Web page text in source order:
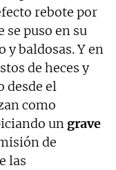
rebote por
se puso en su
y baldosas. Y en
de heces y
desde el
como
un grave
de
las